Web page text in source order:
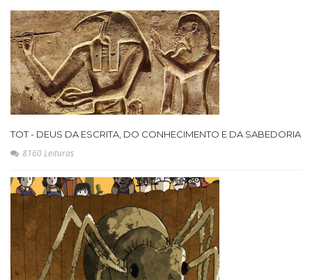
TOT - DEUS DA ESCRITA, DO CONHECIMENTO E DA SABEDORIA
8160 Leituras